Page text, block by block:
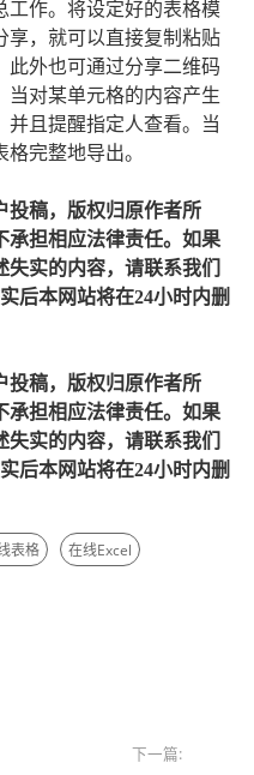
工作。将设定好的表格模
享，就可以直接复制粘贴
此外也可通过分享二维码
当对某单元格的内容产生
并且提醒指定人查看。当
完整地导出。
投稿，版权归原作者所
承担相应法律责任。如果
实的内容，请联系我们
后本网站将在24小时内删
投稿，版权归原作者所
承担相应法律责任。如果
实的内容，请联系我们
后本网站将在24小时内删
表格 在线Excel
下一篇: